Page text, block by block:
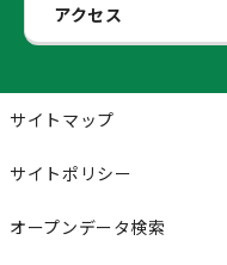
アクセス
サイトマップ
サイトポリシー
オープンデータ検索